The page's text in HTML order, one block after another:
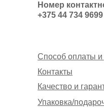
Номер
+375 44 734 9699
Способ оплаты и
Контакты
Упаковка/
Качество и